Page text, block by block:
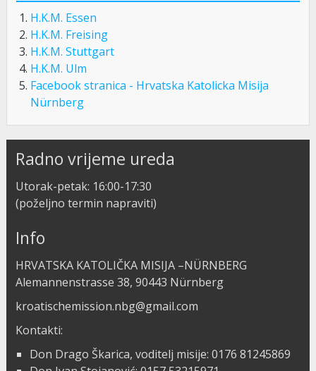
H.K.M. Essen
H.K.M. Freising
H.K.M. Stuttgart
H.K.M. Ulm
Facebook stranica - Hrvatska Katolicka Misija
Nürnberg
Radno vrijeme ureda
Utorak-petak: 16:00-17:30
(poželjno termin napraviti)
Info
HRVATSKA KATOLIČKA MISIJA –NÜRNBERG
Alemannenstrasse 38, 90443 Nürnberg
kroatischemission.nbg@gmail.com
Kontakti:
Don Drago Škarica, voditelj misije: 0176 81245869